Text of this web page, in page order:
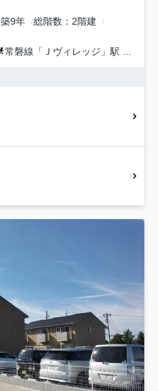
築9年 総階数
2階建
常磐線 「 Ｊヴィレッジ 」駅 徒歩39分